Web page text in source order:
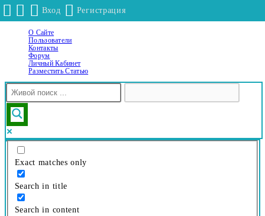
Перейти
содержимому
О Сайте
Пользователи
Контакты
Форум
Личный Кабинет
Разместить Статью
Exact matches only
Search in title
Search in content
Вход Регистрация